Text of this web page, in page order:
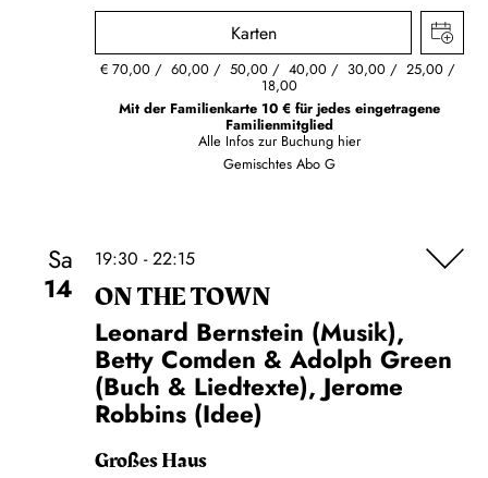
Karten
€ 70,00 60,00 50,00 40,00 30,00 25,00
18,00
Mit der Familienkarte 10 € für jedes eingetragene
Familienmitglied
Alle Infos zur Buchung hier
Gemischtes Abo G
Sa
14
19:30 - 22:15
ON THE TOWN
Leonard Bernstein (Musik),
Betty Comden & Adolph Green
(Buch & Liedtexte), Jerome
Robbins (Idee)
Großes Haus